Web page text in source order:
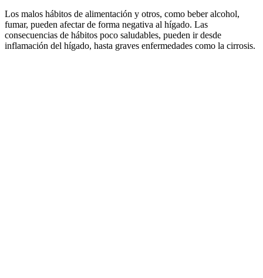
Los malos hábitos de alimentación y otros, como beber alcohol,
fumar, pueden afectar de forma negativa al hígado. Las
consecuencias de hábitos poco saludables, pueden ir desde
inflamación del hígado, hasta graves enfermedades como la cirrosis.